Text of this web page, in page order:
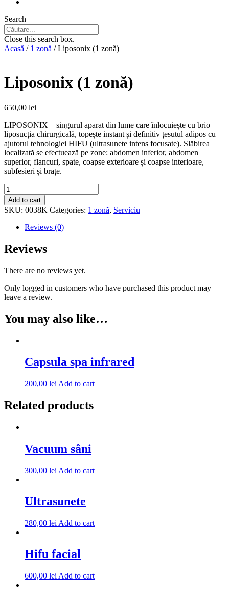
Search
Close this search box.
Acasă / 1 zonă / Liposonix (1 zonă)
Liposonix (1 zonă)
650,00 lei
LIPOSONIX – singurul aparat din lume care înlocuiește cu brio
liposucția chirurgicală, topește instant și definitiv țesutul adipos cu
ajutorul tehnologiei HIFU (ultrasunete intens focusate). Slăbirea
localizată se efectuează pe zone: abdomen inferior, abdomen
superior, flancuri, spate, coapse exterioare și coapse interioare,
subfesieri și brațe.
Liposonix
(1
zonă)
quantity
Add to cart
SKU: 0038K Categories: 1 zonă, Serviciu
Reviews (0)
Reviews
There are no reviews yet.
Only logged in customers who have purchased this product may
leave a review.
You may also like…
Capsula spa infrared
200,00 lei Add to cart
Related products
Vacuum sâni
300,00 lei Add to cart
Ultrasunete
280,00 lei Add to cart
Hifu facial
600,00 lei Add to cart